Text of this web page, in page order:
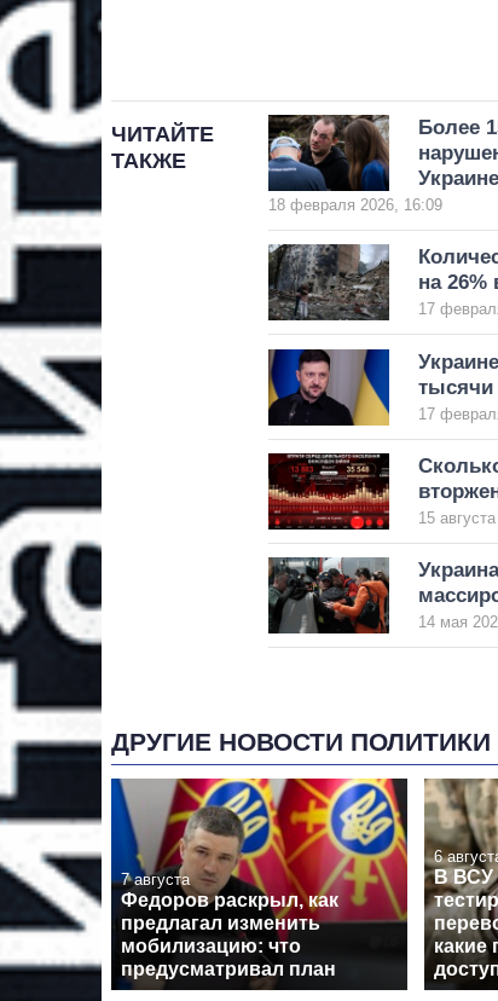
ЧИТАЙТЕ
ТАКЖЕ
Более
Украине
18 февраля 2026, 16:09
на 26%
17
тысячи
17
15
14 мая
ДРУГИЕ НОВОСТИ ПОЛИТИКИ
7 августа
Федоров раскрыл, как
предлагал изменить
мобилизацию: что
предусматривал план
6
В ВСУ
какие